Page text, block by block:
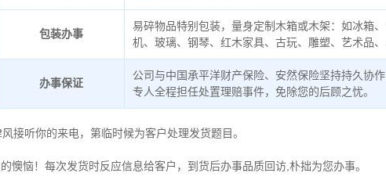
包装办事
易碎物品特别包装，量身定制木箱或木架：如冰箱
机、玻璃、钢琴、红木家具、古玩、雕塑、艺术品、
办事保证
公司与中国承平洋财产保险、安然保险坚持持久协
专人全程担任处置理赔事件，免除您的后顾之忧。
接听你的来电，第临时候为客户处理发货题目。
懊恼！每次发货时反应信息给客户，到货后办事品质回访,朴拙为您办事。